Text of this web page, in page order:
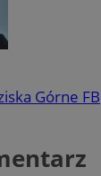
Górne FB